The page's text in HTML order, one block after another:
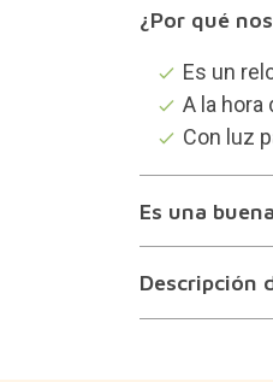
¿Por qué
Es un
A la hora
Con luz
Es una
Descripción